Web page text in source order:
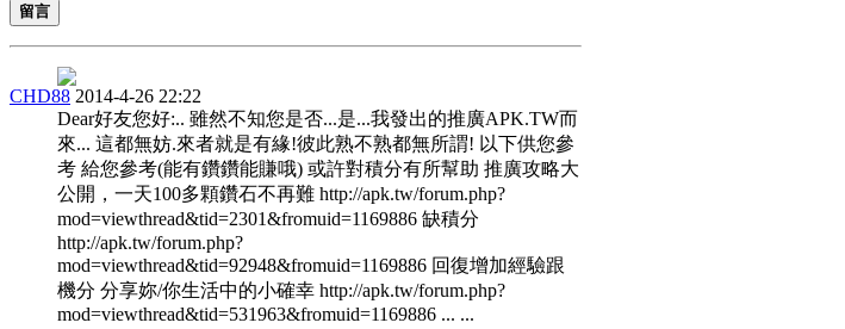
留言
CHD88 2014-4-26 22:22
Dear好友您好:.. 雖然不知您是否...是...我發出的推廣APK.TW而
來... 這都無妨.來者就是有緣!彼此熟不熟都無所謂! 以下供您參
考 給您參考(能有鑽鑽能賺哦) 或許對積分有所幫助 推廣攻略大
公開，一天100多顆鑽石不再難 http://apk.tw/forum.php?
mod=viewthread&tid=2301&fromuid=1169886 缺積分
http://apk.tw/forum.php?
mod=viewthread&tid=92948&fromuid=1169886 回復增加經驗跟
機分 分享妳/你生活中的小確幸 http://apk.tw/forum.php?
mod=viewthread&tid=531963&fromuid=1169886 ... ...